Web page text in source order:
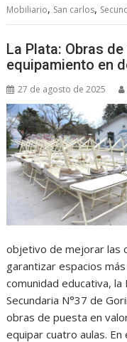
Mobiliario, San carlos,
La Plata: Obras
equipamiento en
27 de agosto de 2025
objetivo de mejorar las
garantizar espacios
comunidad educativa, la
Secundaria N°37 de
obras de puesta en
equipar cuatro aulas.